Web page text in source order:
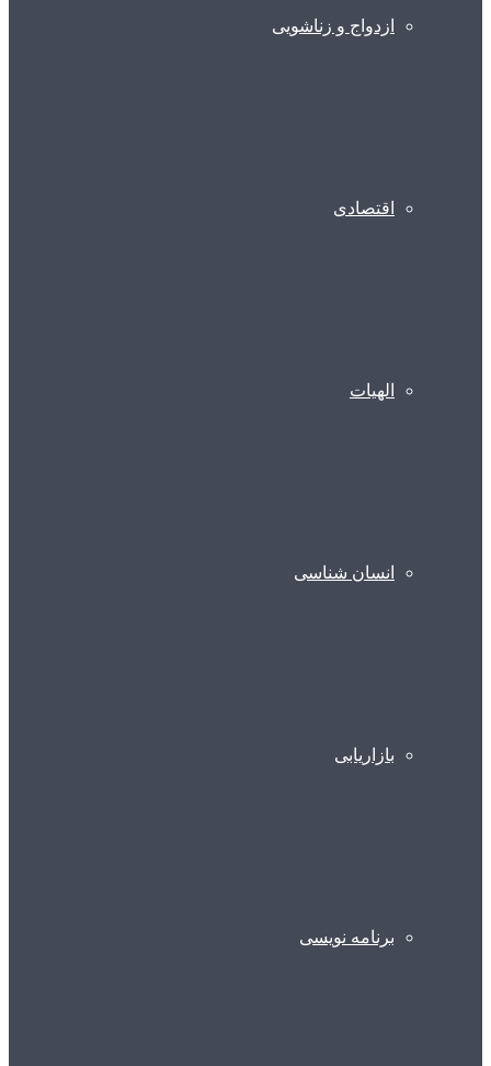
ازدواج و زناشویی
اقتصادی
الهیات
انسان شناسی
بازاریابی
برنامه نویسی